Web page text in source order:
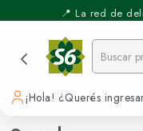
📍 La red de
¡Hola! ¿Querés